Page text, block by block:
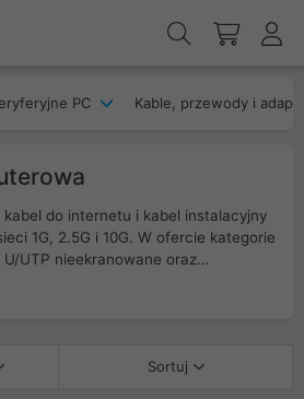
PC Kable, przewody i
do internetu i kabel instalacyjny
1G, 2.5G i 10G. W ofercie kategorie
UTP nieekranowane oraz
305 m, także linka do
żelowane z płaszczem PE,
Sortuj